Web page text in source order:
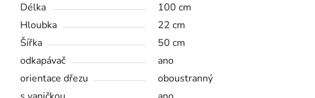
Délka
100 cm
Hloubka
22 cm
Šířka
50 cm
odkapávač
ano
orientace dřezu
oboustranný